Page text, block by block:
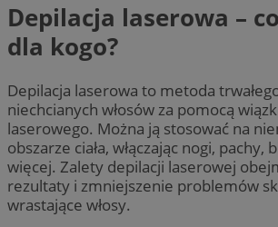
Depilacja laserowa –
dla kogo?
Depilacja laserowa to metoda
niechcianych włosów za pomocą
laserowego. Można ją stosować na
obszarze ciała, włączając nogi, pachy,
więcej. Zalety depilacji laserowej
rezultaty i zmniejszenie problemów
wrastające włosy.